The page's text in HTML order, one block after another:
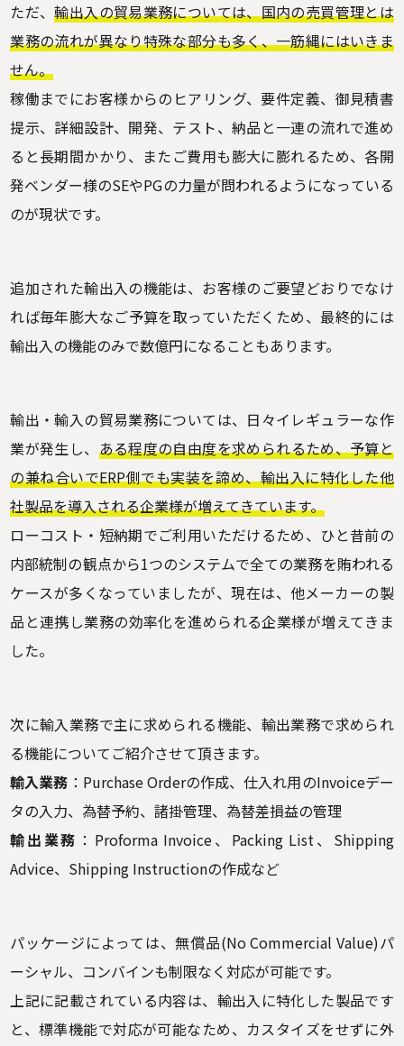
ただ、輸出入の貿易業務については、国内の売買管理とは
業務の流れが異なり特殊な部分も多く、一筋縄にはいきま
せん。
稼働までにお客様からのヒアリング、要件定義、御見積書
提示、詳細設計、開発、テスト、納品と一連の流れで進め
ると長期間かかり、またご費用も膨大に膨れるため、各開
発ベンダー様のSEやPGの力量が問われるようになっている
のが現状です。
追加された輸出入の機能は、お客様のご要望どおりでなけ
れば毎年膨大なご予算を取っていただくため、最終的には
輸出入の機能のみで数億円になることもあります。
輸出・輸入の貿易業務については、日々イレギュラーな作
業が発生し、 ある程度の自由度を求められるため、予算と
の兼ね合いでERP側でも実装を諦め、輸出入に特化した他
社製品を導入される企業様が増えてきています。
ローコスト・短納期でご利用いただけるため、ひと昔前の
内部統制の観点から1つのシステムで全ての業務を賄われる
ケースが多くなっていましたが、現在は、他メーカーの製
品と連携し業務の効率化を進められる企業様が増えてきま
した。
次に輸入業務で主に求められる機能、輸出業務で求められ
る機能についてご紹介させて頂きます。
輸入業務 ：Purchase Orderの作成、仕入れ用のInvoiceデー
タの入力、為替予約、諸掛管理、為替差損益の管理
輸出業務 ：Proforma Invoice、Packing List、Shipping
Advice、Shipping Instructionの作成など
パッケージによっては、無償品(No Commercial Value)パ
ーシャル、コンバインも制限なく対応が可能です。
上記に記載されている内容は、輸出入に特化した製品です
と、標準機能で対応が可能なため、カスタイズをせずに外